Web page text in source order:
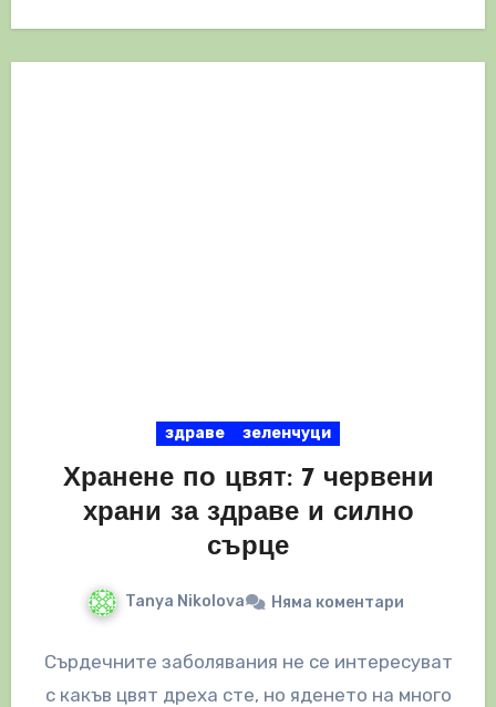
здраве зеленчуци
Хранене по цвят: 7 червени
храни за здраве и силно
сърце
Tanya Nikolova Няма коментари
Сърдечните заболявания не се интересуват
с какъв цвят дреха сте, но яденето на много